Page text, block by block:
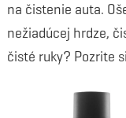
na čistenie auta.
nežiadúcej hrdze,
čisté ruky? Pozrite